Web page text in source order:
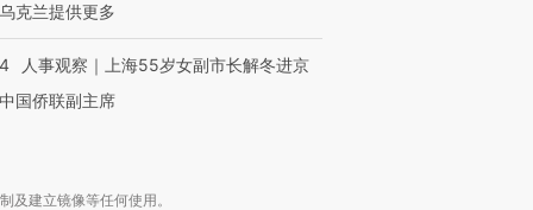
克兰提供更多
人事观察｜上海55岁女副市长解冬进京
国侨联副主席
及建立镜像等任何使用。